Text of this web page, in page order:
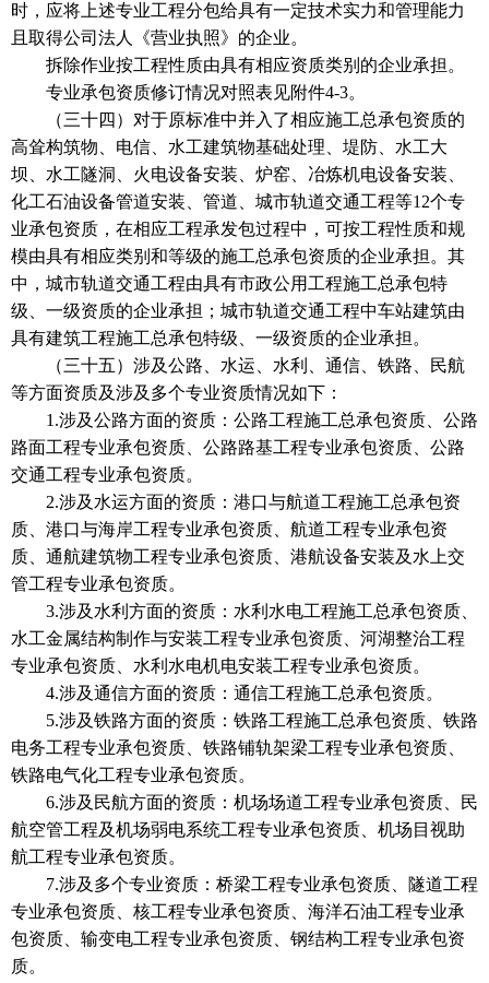
时，应将上述专业工程分包给具有一定技术实力和管理能力
且取得公司法人《营业执照》的企业。
拆除作业按工程性质由具有相应资质类别的企业承担。
专业承包资质修订情况对照表见附件4-3。
（三十四）对于原标准中并入了相应施工总承包资质的
高耸构筑物、电信、水工建筑物基础处理、堤防、水工大
坝、水工隧洞、火电设备安装、炉窑、冶炼机电设备安装、
化工石油设备管道安装、管道、城市轨道交通工程等12个专
业承包资质，在相应工程承发包过程中，可按工程性质和规
模由具有相应类别和等级的施工总承包资质的企业承担。其
中，城市轨道交通工程由具有市政公用工程施工总承包特
级、一级资质的企业承担；城市轨道交通工程中车站建筑由
具有建筑工程施工总承包特级、一级资质的企业承担。
（三十五）涉及公路、水运、水利、通信、铁路、民航
等方面资质及涉及多个专业资质情况如下：
1.涉及公路方面的资质：公路工程施工总承包资质、公路
路面工程专业承包资质、公路路基工程专业承包资质、公路
交通工程专业承包资质。
2.涉及水运方面的资质：港口与航道工程施工总承包资
质、港口与海岸工程专业承包资质、航道工程专业承包资
质、通航建筑物工程专业承包资质、港航设备安装及水上交
管工程专业承包资质。
3.涉及水利方面的资质：水利水电工程施工总承包资质、
水工金属结构制作与安装工程专业承包资质、河湖整治工程
专业承包资质、水利水电机电安装工程专业承包资质。
4.涉及通信方面的资质：通信工程施工总承包资质。
5.涉及铁路方面的资质：铁路工程施工总承包资质、铁路
电务工程专业承包资质、铁路铺轨架梁工程专业承包资质、
铁路电气化工程专业承包资质。
6.涉及民航方面的资质：机场场道工程专业承包资质、民
航空管工程及机场弱电系统工程专业承包资质、机场目视助
航工程专业承包资质。
7.涉及多个专业资质：桥梁工程专业承包资质、隧道工程
专业承包资质、核工程专业承包资质、海洋石油工程专业承
包资质、输变电工程专业承包资质、钢结构工程专业承包资
质。